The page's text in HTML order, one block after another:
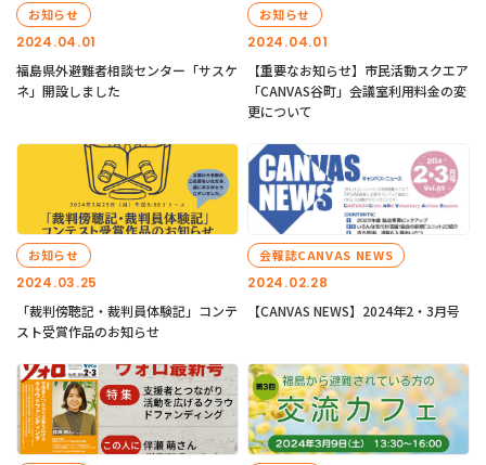
2024.04.01
お知らせ
福島県外避難者相談センター「サスケ
ネ」開設しました
2024.04.01
お知らせ
【重要なお知らせ】市民活動スクエア
「CANVAS谷町」会議室利用料金の変
更について
2024.03.25
お知らせ
「裁判傍聴記・裁判員体験記」コンテ
スト受賞作品のお知らせ
2024.02.28
会報誌CANVAS NEWS
【CANVAS NEWS】2024年2・3月号